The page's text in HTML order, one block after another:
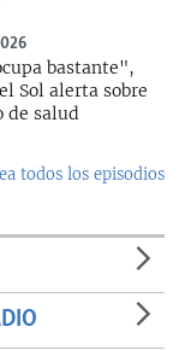
bastante",
Sol alerta sobre
de salud
todos los episodios